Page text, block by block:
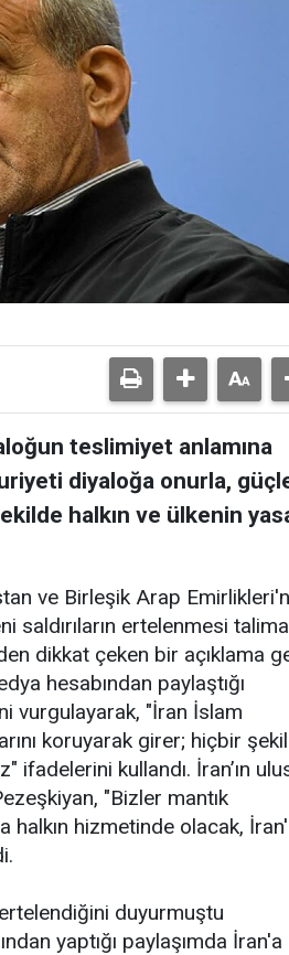
teslimiyet anlamına
diyaloğa onurla,
halkın ve ülkenin
ve Birleşik Arap
ertelenmesi
dikkat çeken bir açıklama
hesabından paylaştığı
vurgulayarak, "İran İslam
koruyarak girer; hiçbir
ifadelerini kullandı. İran’ın
"Bizler mantık
halkın hizmetinde olacak,
ertelendiğini duyurmuştu
yaptığı paylaşımda İran'a